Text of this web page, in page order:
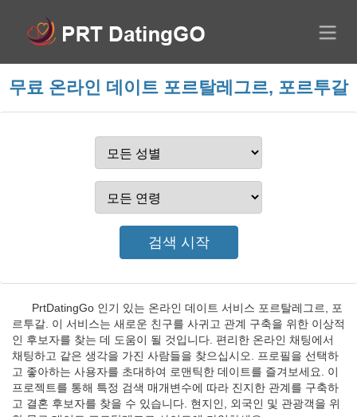
무료 온라인 데이트 포르탈레그르, 포르투갈
PrtDatingGo 인기 있는 온라인 데이트 서비스 포르탈레그르, 포
르투갈. 이 서비스는 새로운 친구를 사귀고 관계 구축을 위한 이상적
인 후보자를 찾는 데 도움이 될 것입니다. 편리한 온라인 채팅에서
채팅하고 같은 생각을 가진 사람들을 찾으십시오. 프로필을 선택하
고 좋아하는 사용자를 초대하여 로맨틱한 데이트를 즐겨보세요. 이
프로젝트를 통해 특정 검색 매개변수에 따라 진지한 관계를 구축하
고 결혼 후보자를 찾을 수 있습니다. 현지인, 외국인 및 관광객을 위